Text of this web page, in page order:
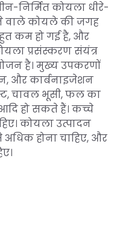
निर्मित कोयला धीरे-
वाले कोयले की जगह
कम हो गई है, और
प्रसंस्करण संयंत्र
है। मुख्य उपकरणों
और कार्बनाइजेशन
चावल भूसी, फल का
हो सकते हैं। कच्चे
कोयला उत्पादन
अधिक होना चाहिए, और